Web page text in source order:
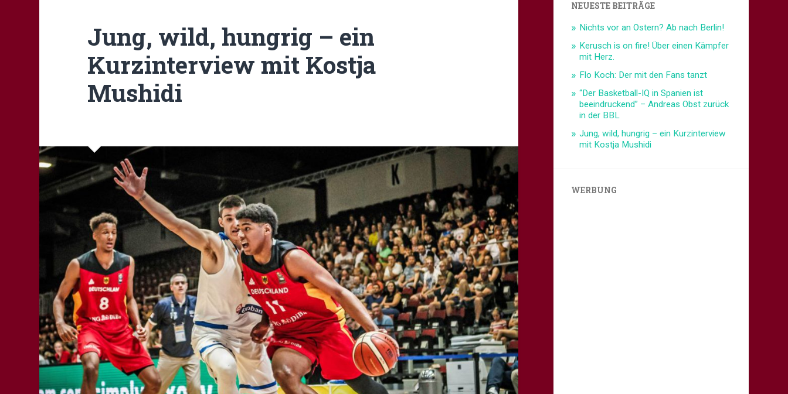
Jung, wild, hungrig – ein
Kurzinterview mit Kostja
Mushidi
NEUESTE BEITRÄGE
Nichts vor an Ostern? Ab nach Berlin!
Kerusch is on fire! Über einen Kämpfer
mit Herz.
Flo Koch: Der mit den Fans tanzt
“Der Basketball-IQ in Spanien ist
beeindruckend” – Andreas Obst zurück
in der BBL
Jung, wild, hungrig – ein Kurzinterview
mit Kostja Mushidi
WERBUNG